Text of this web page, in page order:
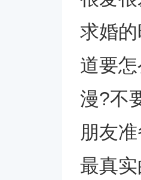
求婚
道要
漫?不
朋友
最真